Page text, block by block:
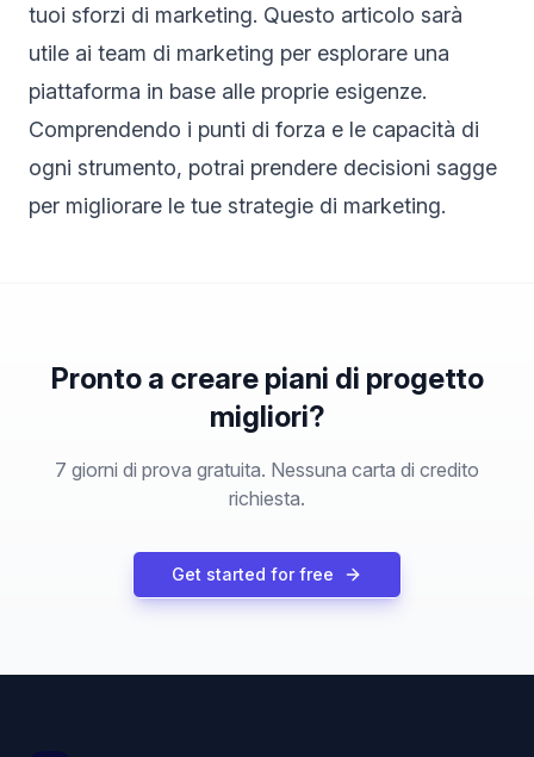
tuoi sforzi di marketing. Questo articolo sarà
utile ai team di marketing per esplorare una
piattaforma in base alle proprie esigenze.
Comprendendo i punti di forza e le capacità di
ogni strumento, potrai prendere decisioni sagge
per migliorare le tue strategie di marketing.
Pronto a creare piani di progetto
migliori?
7 giorni di prova gratuita. Nessuna carta di credito
richiesta.
Get started for free